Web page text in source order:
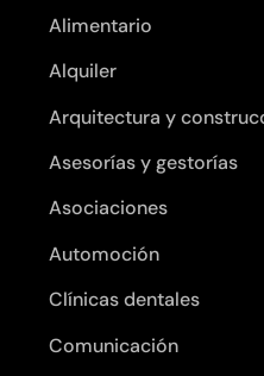
Alimentario
Alquiler
Arquitectura y
Asesorías y gestorías
Asociaciones
Automoción
Clínicas dentales
Comunicación